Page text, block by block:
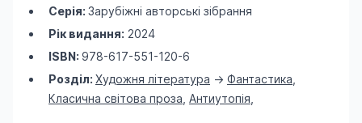
Серія: Зарубіжні авторські зібрання
Рік видання: 2024
ISBN: 978-617-551-120-6
Розділ: Художня література -> Фантастика
Класична світова проза Антиутопія